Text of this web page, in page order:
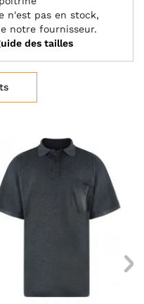
n'est pas en stock,
notre fournisseur.
des tailles